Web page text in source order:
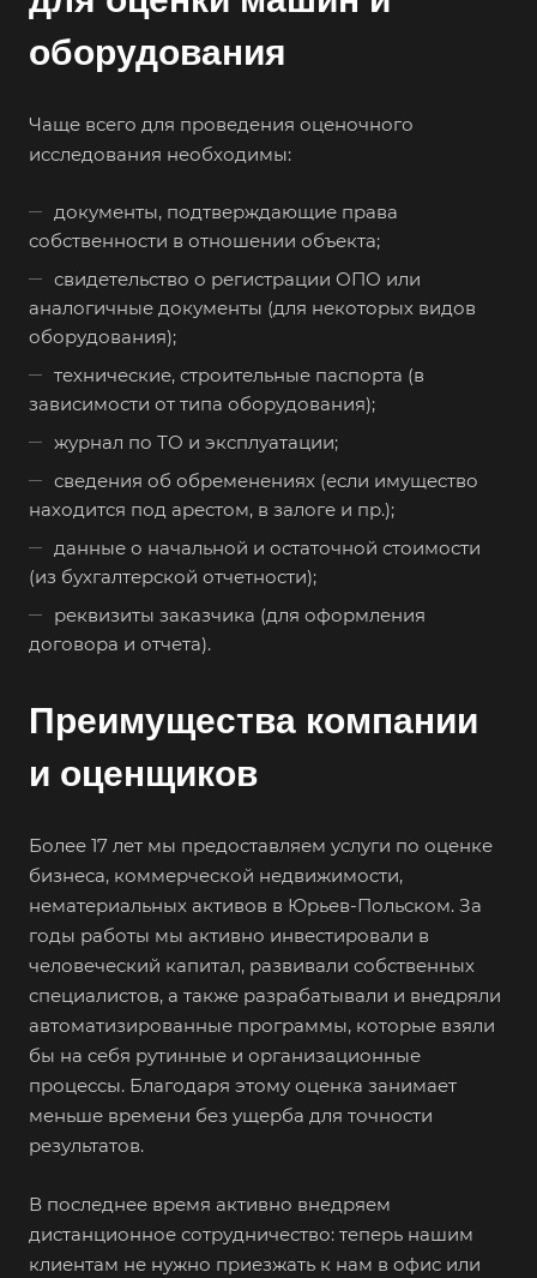
оборудования
Чаще всего для проведения оценочного
исследования необходимы:
документы, подтверждающие права
собственности в отношении объекта;
свидетельство о регистрации ОПО или
аналогичные документы (для некоторых видов
оборудования);
технические, строительные паспорта (в
зависимости от типа оборудования);
журнал по ТО и эксплуатации;
сведения об обременениях (если имущество
находится под арестом, в залоге и пр.);
данные о начальной и остаточной стоимости
(из бухгалтерской отчетности);
реквизиты заказчика (для оформления
договора и отчета).
Преимущества компании
и оценщиков
Более 17 лет мы предоставляем услуги по оценке
бизнеса, коммерческой недвижимости,
нематериальных активов в Юрьев-Польском. За
годы работы мы активно инвестировали в
человеческий капитал, развивали собственных
специалистов, а также разрабатывали и внедряли
автоматизированные программы, которые взяли
бы на себя рутинные и организационные
процессы. Благодаря этому оценка занимает
меньше времени без ущерба для точности
результатов.
В последнее время активно внедряем
дистанционное сотрудничество: теперь нашим
клиентам не нужно приезжать к нам в офис или
Белореченск
Бийск
Бирюч
Благовещенск
Благодарный
Богородицк
Боготол
Бор
Борисоглебск
Братск
Брянск
Бугульма
Бугуруслан
Бузулук
Буй
Буйнакск
Бутурлиновка
Валдай
Великие Луки
Великий Устюг
Вельск